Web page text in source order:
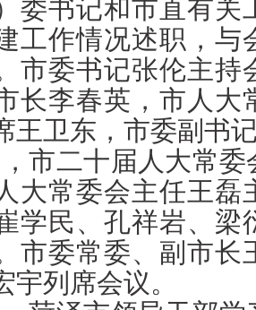
委书记和市直有关
工作情况述职，与
市委书记张伦主持
长李春英，市人大
王卫东，市委副书
市二十届人大常
大常委会主任王磊
学民、孔祥岩、梁
市委常委、副市长
宇列席会议。